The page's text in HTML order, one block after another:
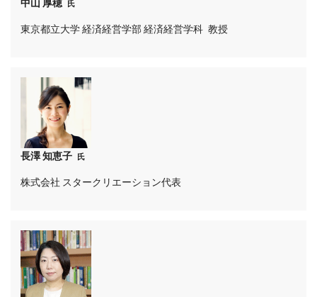
中山 厚穂 氏
東京都立大学 経済経営学部 経済経営学科 教授
長澤 知恵子 氏
株式会社 スタークリエーション代表